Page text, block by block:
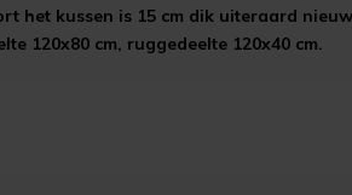
het kussen is 15 cm dik uiteraard
120x80 cm, ruggedeelte 120x40 cm.